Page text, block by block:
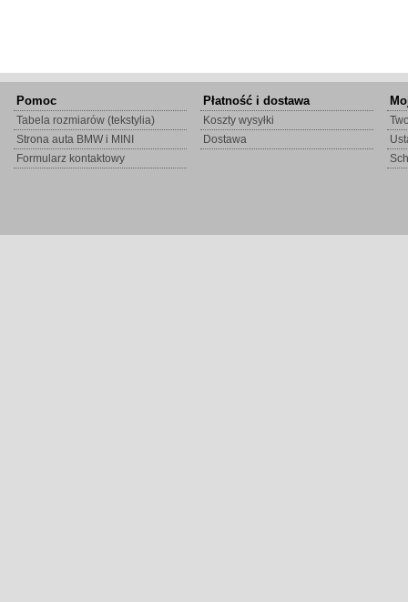
Pomoc
Tabela rozmiarów (tekstylia)
Strona auta BMW i MINI
Formularz kontaktowy
Płatność i dostawa
Koszty wysyłki
Dostawa